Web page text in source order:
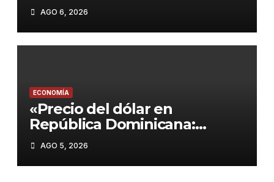
mercados esperan un
acuerdo entre EE.UU. e Irán y
el Dow Jones marca un
nuevo récord»
AGO 6, 2026
ECONOMÍA
«Precio del dólar en
República Dominicana:
Análisis y recomendaciones
para el miércoles 5 de agosto
de 2026»
AGO 5, 2026